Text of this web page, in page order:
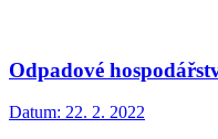
Odpadové
Datum: 22. 2. 2022